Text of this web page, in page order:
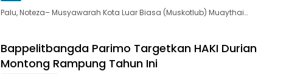
Palu, Noteza– Musyawarah Kota Luar Biasa (Muskotlub) Muaythai…
Bappelitbangda Parimo Targetkan HAKI Durian
Montong Rampung Tahun Ini